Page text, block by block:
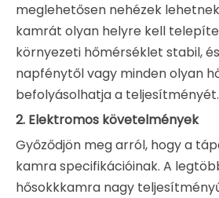
meglehetősen nehézek
kamrát olyan helyre kell
környezeti hőmérséklet stabil,
napfénytől vagy minden olyan
befolyásolhatja a teljesítményét.
2. Elektromos követelmények
Győződjön meg arról, hogy a
kamra specifikációinak. A
hősokkkamra nagy